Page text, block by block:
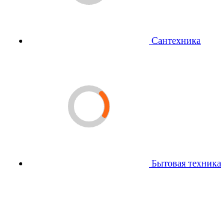
Сантехника
Бытовая техника